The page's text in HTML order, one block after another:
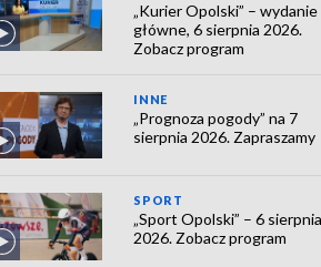
„Kurier Opolski” – wydanie
główne, 6 sierpnia 2026.
Zobacz program
INNE
„Prognoza pogody” na 7
sierpnia 2026. Zapraszamy
SPORT
„Sport Opolski” – 6 sierpnia
2026. Zobacz program